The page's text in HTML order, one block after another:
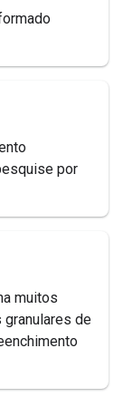
por
muitos
de